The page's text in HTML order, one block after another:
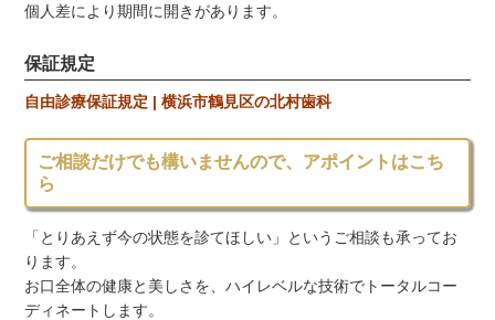
個人差により期間に開きがあります。
保証規定
自由診療保証規定 | 横浜市鶴見区の北村歯科
ご相談だけでも構いませんので、アポイントはこち
ら
「とりあえず今の状態を診てほしい」というご相談も承ってお
ります。
お口全体の健康と美しさを、ハイレベルな技術でトータルコー
ディネートします。